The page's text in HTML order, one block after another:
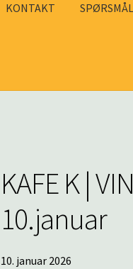
KONTAKT
KAFE K |
10.januar
10. januar 2026